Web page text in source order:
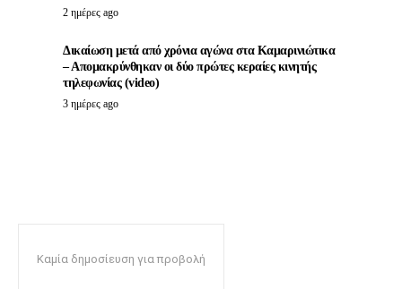
2 ημέρες ago
Δικαίωση μετά από χρόνια αγώνα στα Καμαρινιώτικα
– Απομακρύνθηκαν οι δύο πρώτες κεραίες κινητής
τηλεφωνίας (video)
3 ημέρες ago
Καμία δημοσίευση για προβολή